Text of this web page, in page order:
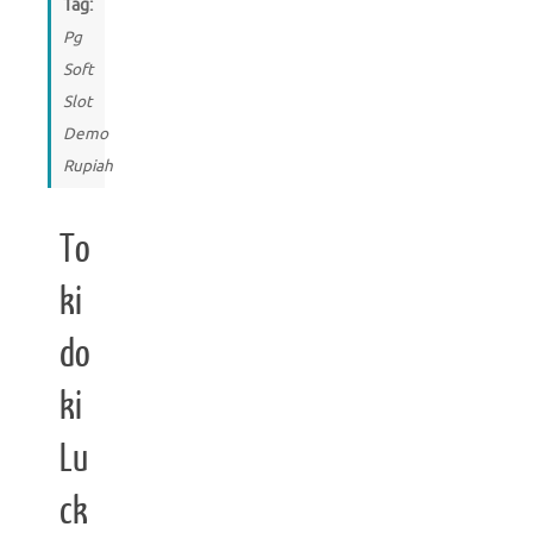
Tag:
Pg
Soft
Slot
Demo
Rupiah
To
ki
do
ki
Lu
ck